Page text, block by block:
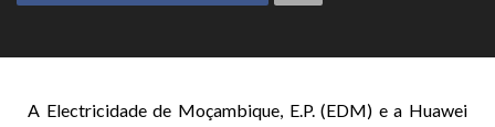
A Electricidade de Moçambique, E.P. (EDM) e a Huawei